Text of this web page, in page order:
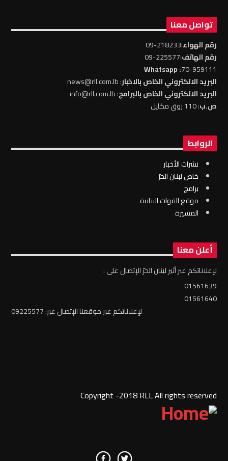
تواصل معنا
رقم الهواء:218233-09
رقم الهاتف:225577-09
70-959111
: Whatsapp
البريد الالكتروني الخاص بالاخبار: news@rll.com.lb
البريد الالكتروني الخاص بالبرامج: info@rll.com.lb
ص.ب: 110 زوق مكايل
الروابط
نشرات الأخبار
خاص لبنان الحرّ
برامج
موقع القوات البنانية
المسيرة
أعلن معنا
لإعلاناتكم عبر أثير لبنان الحرّ الإتصال على :
01561639
01561640
لإعلاناتكم عبر موقعنا الإتصال عبر: 09225577
Copyright -2018 RLL All rights reserved